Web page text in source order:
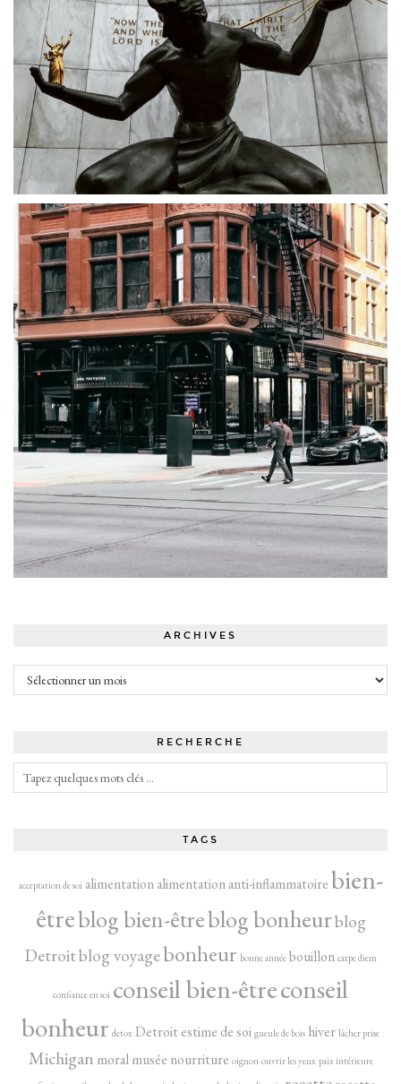
ARCHIVES
Archives
RECHERCHE
TAGS
acceptation de soi alimentation alimentation anti-inflammatoirebien-
êtreblog bien-êtreblog bonheurblog
Detroitblog voyagebonheur bonne année bouillon carpe diem
confiance en soi conseil bien-êtreconseil
bonheur detox Detroitestime de soi gueule de bois hiver lâcher prise
Michigan moral musée nourriture oignon ouvrir les yeux paix intérieure